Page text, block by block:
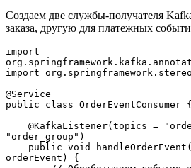
Создаем две службы-получателя
заказа, другую для платежных
import
import
@Service
public class OrderEventConsumer {
"order_group")
orderEvent) {